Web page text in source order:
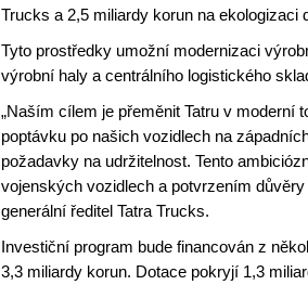
Trucks a 2,5 miliardy korun na ekologizaci
Tyto prostředky umožní modernizaci
výrobní haly a centrálního logistického
„Naším cílem je přeměnit Tatru v moderní
poptávku po našich vozidlech na
požadavky na udržitelnost. Tento
vojenských vozidlech a potvrzením
generální ředitel Tatra Trucks.
Investiční program bude financován z
3,3 miliardy korun. Dotace pokryjí 1,3